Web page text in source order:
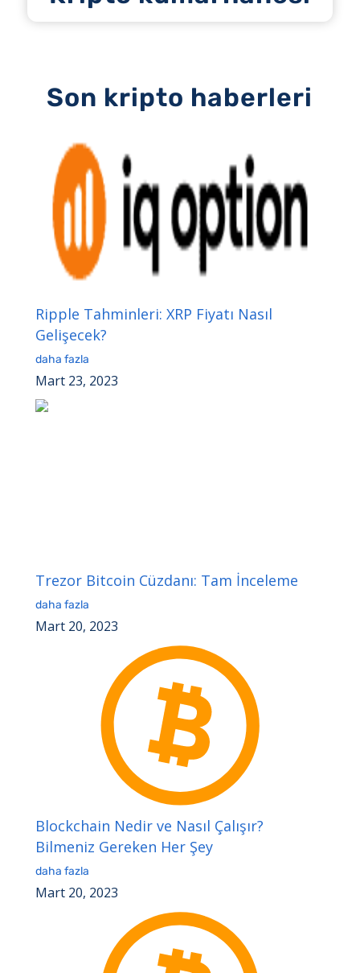
Son kripto haberleri
Ripple Tahminleri: XRP Fiyatı Nasıl
Gelişecek?
daha fazla
Mart 23, 2023
Trezor Bitcoin Cüzdanı: Tam İnceleme
daha fazla
Mart 20, 2023
Blockchain Nedir ve Nasıl Çalışır?
Bilmeniz Gereken Her Şey
daha fazla
Mart 20, 2023